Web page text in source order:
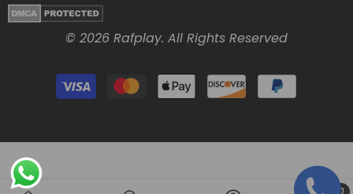
© 2026 Rafplay. All Rights Reserved
Payment
methods
0